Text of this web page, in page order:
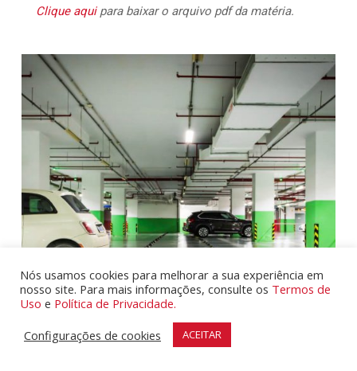
Clique aquipara baixar o arquivo pdf da matéria.
Nós usamos cookies para melhorar a sua experiência em
nosso site. Para mais informações, consulte os Termos de
Uso e Política de Privacidade.
Configurações de cookies
ACEITAR